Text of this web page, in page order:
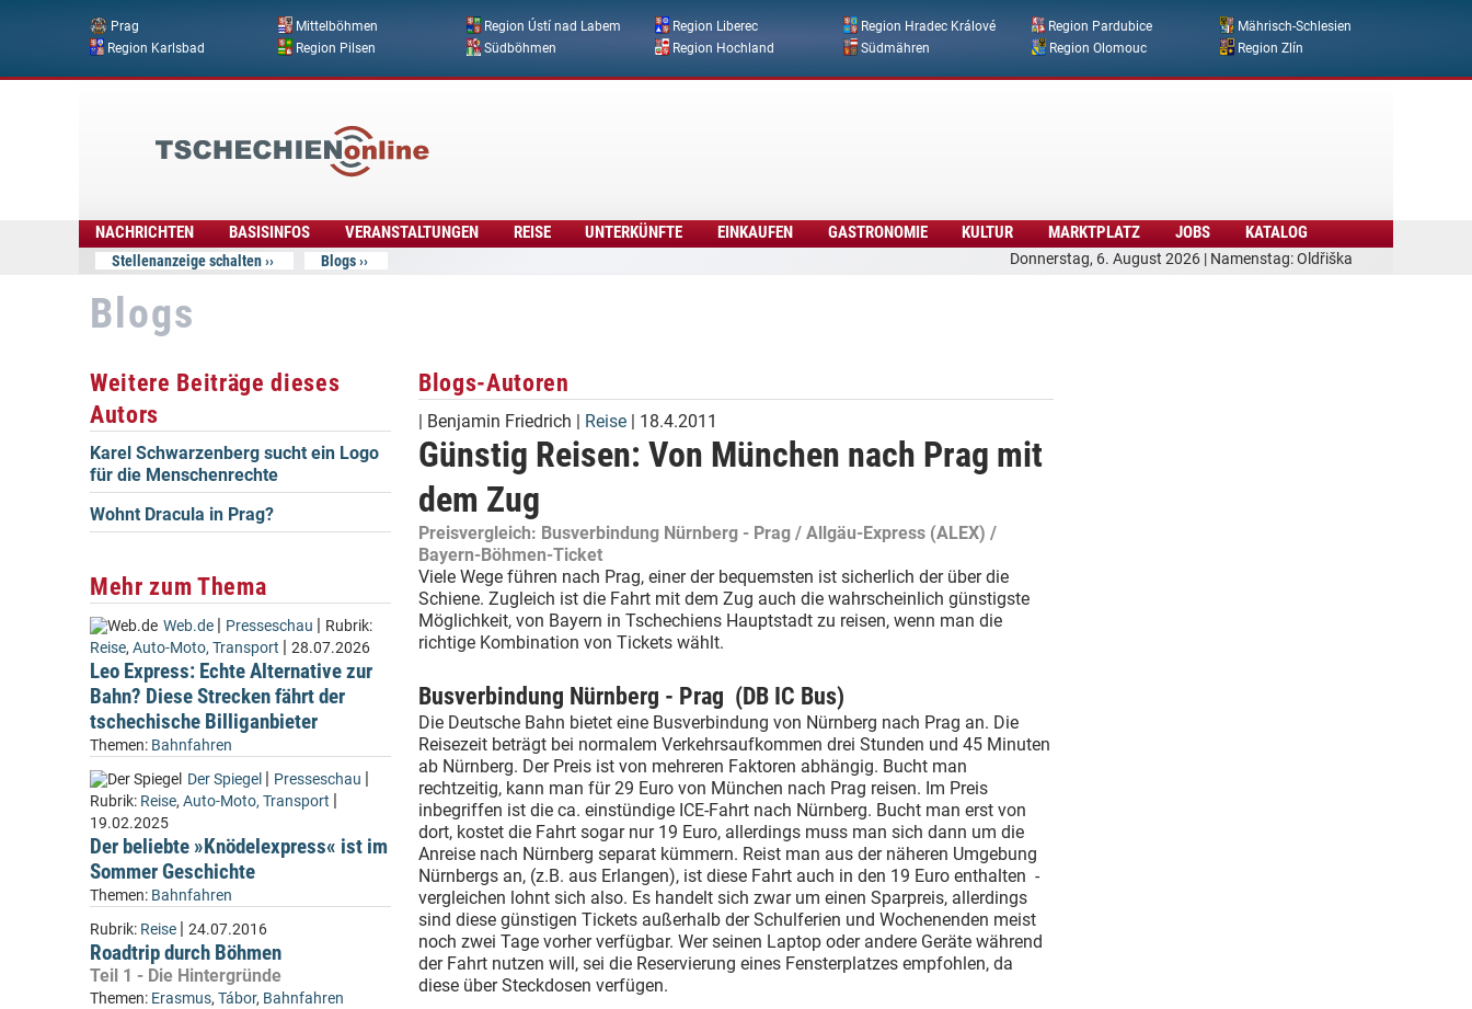
Direkt zum Inhalt
Prag Mittelböhmen Region Ústí nad Labem Region Liberec Region Hradec Králové Region Pardubice
Mährisch-Schlesien
Region Karlsbad
Region Pilsen Südböhmen Region Hochland Südmähren Region Olomouc Region Zlín
Donnerstag, 6. August 2026 | Namenstag: Oldřiška
Online
NACHRICHTEN BASISINFOS VERANSTALTUNGEN REISE UNTERKÜNFTE EINKAUFEN GASTRONOMIE KULTUR MARKTPLATZ JOBS KATALOG
Stellenanzeige schalten Blogs
Blogs
Weitere Beiträge dieses
Autors
Karel Schwarzenberg sucht ein Logo
für die Menschenrechte
Wohnt Dracula in Prag?
Mehr zum Thema
Web.de | Presseschau | Rubrik:
Reise, Auto-Moto, Transport | 28.07.2026
Leo Express: Echte Alternative zur
Bahn? Diese Strecken fährt der
tschechische Billiganbieter
Themen: Bahnfahren
Der Spiegel | Presseschau |
Rubrik: Reise, Auto-Moto, Transport |
19.02.2025
Der beliebte »Knödelexpress« ist im
Sommer Geschichte
Themen: Bahnfahren
Rubrik: Reise | 24.07.2016
Roadtrip durch Böhmen
Teil 1 - Die Hintergründe
Themen: Erasmus, Tábor, Bahnfahren
Blogs-Autoren
| Benjamin Friedrich | Reise | 18.4.2011
Günstig Reisen: Von München nach Prag mit
dem Zug
Preisvergleich: Busverbindung Nürnberg - Prag / Allgäu-Express (ALEX) /
Bayern-Böhmen-Ticket
Viele Wege führen nach Prag, einer der bequemsten ist sicherlich der über die
Schiene. Zugleich ist die Fahrt mit dem Zug auch die wahrscheinlich günstigste
Möglichkeit, von Bayern in Tschechiens Hauptstadt zu reisen, wenn man die
richtige Kombination von Tickets wählt.
Busverbindung Nürnberg - Prag (DB IC Bus)
Die Deutsche Bahn bietet eine Busverbindung von Nürnberg nach Prag an. Die
Reisezeit beträgt bei normalem Verkehrsaufkommen drei Stunden und 45 Minuten
ab Nürnberg. Der Preis ist von mehreren Faktoren abhängig. Bucht man
rechtzeitig, kann man für 29 Euro von München nach Prag reisen. Im Preis
inbegriffen ist die ca. einstündige ICE-Fahrt nach Nürnberg. Bucht man erst von
dort, kostet die Fahrt sogar nur 19 Euro, allerdings muss man sich dann um die
Anreise nach Nürnberg separat kümmern. Reist man aus der näheren Umgebung
Nürnbergs an, (z.B. aus Erlangen), ist diese Fahrt auch in den 19 Euro enthalten -
vergleichen lohnt sich also. Es handelt sich zwar um einen Sparpreis, allerdings
sind diese günstigen Tickets außerhalb der Schulferien und Wochenenden meist
noch zwei Tage vorher verfügbar. Wer seinen Laptop oder andere Geräte während
der Fahrt nutzen will, sei die Reservierung eines Fensterplatzes empfohlen, da
diese über Steckdosen verfügen.